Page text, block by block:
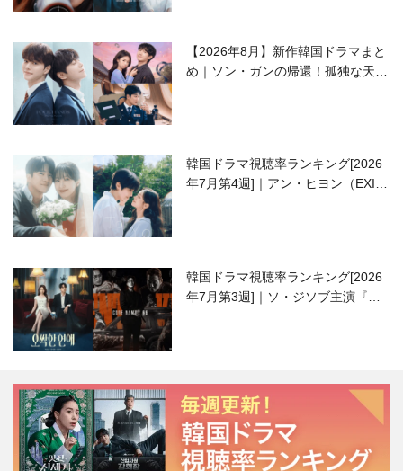
【2026年8月】新作韓国ドラマまと
め｜ソン・ガンの帰還！孤独な天才
韓国ドラマ視聴率ランキング[2026
年7月第4週]｜アン・ヒヨン（EXID
韓国ドラマ視聴率ランキング[2026
年7月第3週]｜ソ・ジソブ主演『エ